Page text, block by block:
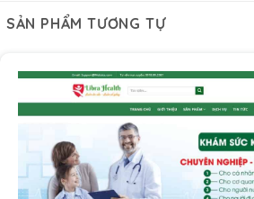
SẢN PHẨM TƯƠNG TỰ